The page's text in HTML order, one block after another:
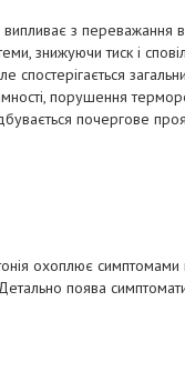
з переважання
знижуючи тиск і
спостерігається
порушення
почергове
охоплює
поява